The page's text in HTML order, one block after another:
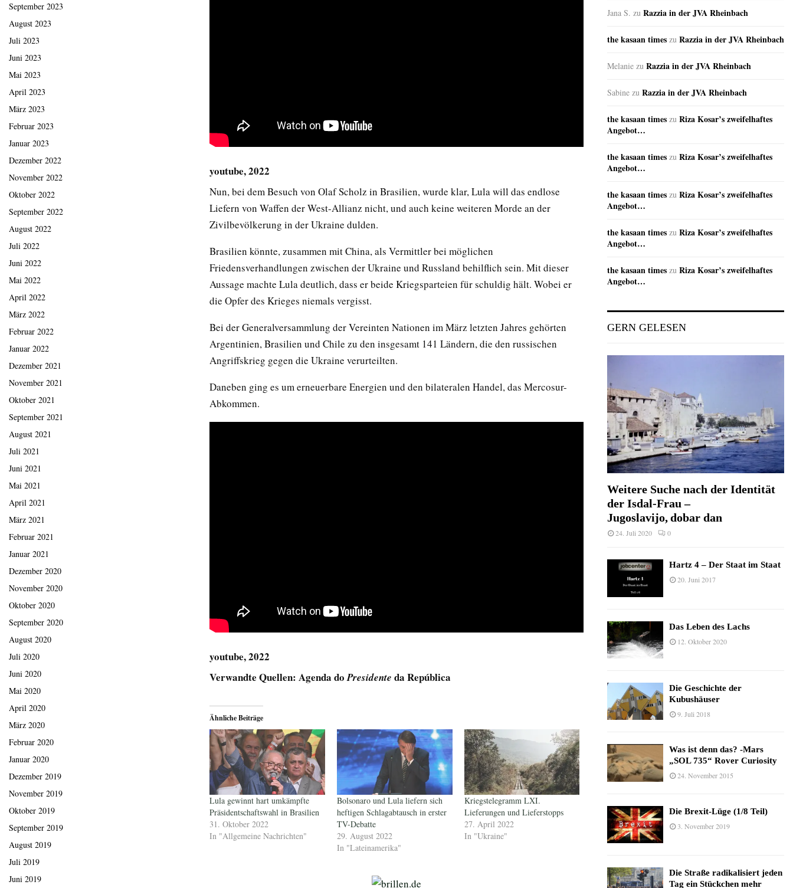
youtube, 2022
Nun, bei dem Besuch von Olaf Scholz in Brasilien, wurde klar, Lula will das endlose
Liefern von Waffen der West-Allianz nicht, und auch keine weiteren Morde an der
Zivilbevölkerung in der Ukraine dulden.
Brasilien könnte, zusammen mit China, als Vermittler bei möglichen
Friedensverhandlungen zwischen der Ukraine und Russland behilflich sein. Mit dieser
Aussage machte Lula deutlich, dass er beide Kriegsparteien für schuldig hält. Wobei er
die Opfer des Krieges niemals vergisst.
Bei der Generalversammlung der Vereinten Nationen im März letzten Jahres gehörten
Argentinien, Brasilien und Chile zu den insgesamt 141 Ländern, die den russischen
Angriffskrieg gegen die Ukraine verurteilten.
Daneben ging es um erneuerbare Energien und den bilateralen Handel, das Mercosur-
Abkommen.
youtube, 2022
Verwandte Quellen: Agenda doPresidente da República
Ähnliche Beiträge
Lula gewinnt hart umkämpfte
Präsidentschaftswahl in Brasilien
31. Oktober 2022
In "Allgemeine Nachrichten"
Bolsonaro und Lula liefern sich
heftigen Schlagabtausch in erster
TV-Debatte
29. August 2022
In "Lateinamerika"
Kriegstelegramm LXI.
Lieferungen und Lieferstopps
27. April 2022
In "Ukraine"
September 2023
August 2023
Juli 2023
Juni 2023
Mai 2023
April 2023
März 2023
Februar 2023
Januar 2023
Dezember 2022
November 2022
Oktober 2022
September 2022
August 2022
Juli 2022
Juni 2022
Mai 2022
April 2022
März 2022
Februar 2022
Januar 2022
Dezember 2021
November 2021
Oktober 2021
September 2021
August 2021
Juli 2021
Juni 2021
Mai 2021
April 2021
März 2021
Februar 2021
Januar 2021
Dezember 2020
November 2020
Oktober 2020
September 2020
August 2020
Juli 2020
Juni 2020
Mai 2020
April 2020
März 2020
Februar 2020
Januar 2020
Dezember 2019
November 2019
Oktober 2019
September 2019
August 2019
Juli 2019
Juni 2019
Jana S. zu Razzia in der JVA Rheinbach
the kasaan times zu Razzia in der JVA Rheinbach
Melanie zu Razzia in der JVA Rheinbach
Sabine zu Razzia in der JVA Rheinbach
the kasaan times zu Riza Kosar’s zweifelhaftes
Angebot…
the kasaan times zu Riza Kosar’s zweifelhaftes
Angebot…
the kasaan times zu Riza Kosar’s zweifelhaftes
Angebot…
the kasaan times zu Riza Kosar’s zweifelhaftes
Angebot…
the kasaan times zu Riza Kosar’s zweifelhaftes
Angebot…
GERN GELESEN
Weitere Suche nach der Identität
der Isdal-Frau –
Jugoslavijo, dobar dan
24. Juli 2020 0
Hartz 4 – Der Staat im Staat
20. Juni 2017
Das Leben des Lachs
12. Oktober 2020
Die Geschichte der
Kubushäuser
9. Juli 2018
Was ist denn das? -Mars
„SOL 735“ Rover Curiosity
24. November 2015
Die Brexit-Lüge (1/8 Teil)
3. November 2019
Die Straße radikalisiert jeden
Tag ein Stückchen mehr